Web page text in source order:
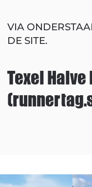
VIA
DE SITE.
Texel